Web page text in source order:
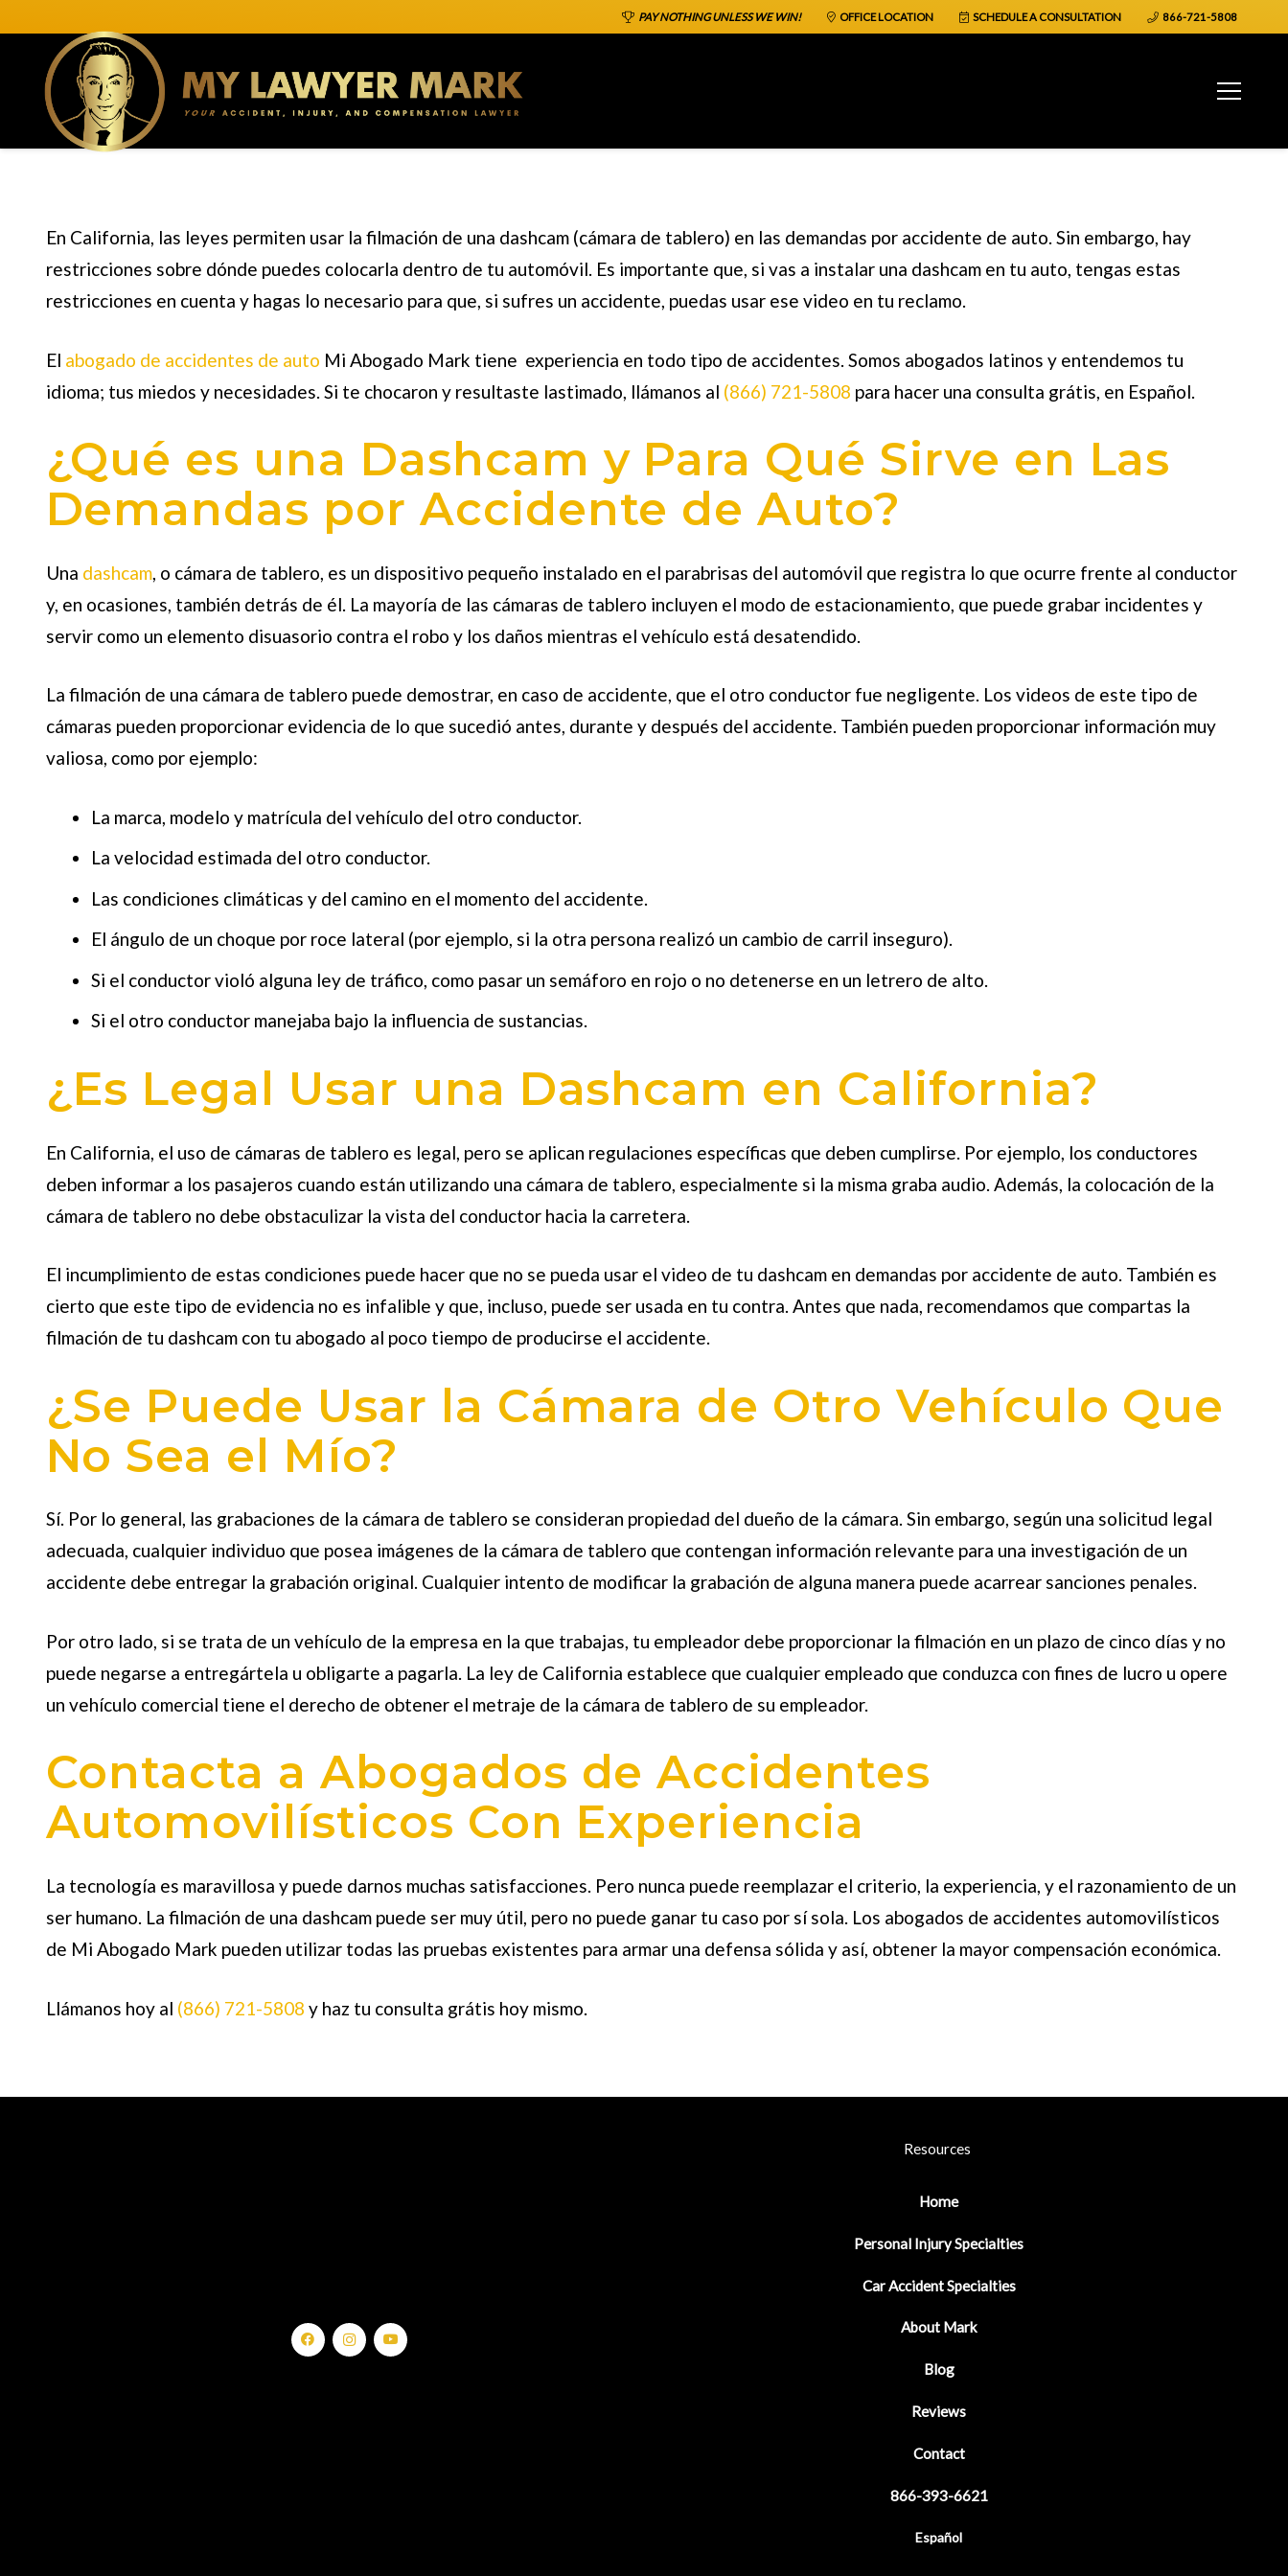
PAY NOTHING UNLESS WE WIN! OFFICE LOCATION SCHEDULE A CONSULTATION 866-721-5808
En California, las leyes permiten usar la filmación de una dashcam (cámara de tablero) en las demandas por accidente de auto. Sin embargo, hay
restricciones sobre dónde puedes colocarla dentro de tu automóvil. Es importante que, si vas a instalar una dashcam en tu auto, tengas estas
restricciones en cuenta y hagas lo necesario para que, si sufres un accidente, puedas usar ese video en tu reclamo.
El abogado de accidentes de auto Mi Abogado Mark tiene experiencia en todo tipo de accidentes. Somos abogados latinos y entendemos tu
idioma; tus miedos y necesidades. Si te chocaron y resultaste lastimado, llámanos al (866) 721-5808 para hacer una consulta grátis, en Español.
¿Qué es una Dashcam y Para Qué Sirve en Las
Demandas por Accidente de Auto?
Una dashcam, o cámara de tablero, es un dispositivo pequeño instalado en el parabrisas del automóvil que registra lo que ocurre frente al conductor
y, en ocasiones, también detrás de él. La mayoría de las cámaras de tablero incluyen el modo de estacionamiento, que puede grabar incidentes y
servir como un elemento disuasorio contra el robo y los daños mientras el vehículo está desatendido.
La filmación de una cámara de tablero puede demostrar, en caso de accidente, que el otro conductor fue negligente. Los videos de este tipo de
cámaras pueden proporcionar evidencia de lo que sucedió antes, durante y después del accidente. También pueden proporcionar información muy
valiosa, como por ejemplo:
La marca, modelo y matrícula del vehículo del otro conductor.
La velocidad estimada del otro conductor.
Las condiciones climáticas y del camino en el momento del accidente.
El ángulo de un choque por roce lateral (por ejemplo, si la otra persona realizó un cambio de carril inseguro).
Si el conductor violó alguna ley de tráfico, como pasar un semáforo en rojo o no detenerse en un letrero de alto.
Si el otro conductor manejaba bajo la influencia de sustancias.
¿Es Legal Usar una Dashcam en California?
En California, el uso de cámaras de tablero es legal, pero se aplican regulaciones específicas que deben cumplirse. Por ejemplo, los conductores
deben informar a los pasajeros cuando están utilizando una cámara de tablero, especialmente si la misma graba audio. Además, la colocación de la
cámara de tablero no debe obstaculizar la vista del conductor hacia la carretera.
El incumplimiento de estas condiciones puede hacer que no se pueda usar el video de tu dashcam en demandas por accidente de auto. También es
cierto que este tipo de evidencia no es infalible y que, incluso, puede ser usada en tu contra. Antes que nada, recomendamos que compartas la
filmación de tu dashcam con tu abogado al poco tiempo de producirse el accidente.
¿Se Puede Usar la Cámara de Otro Vehículo Que
No Sea el Mío?
Sí. Por lo general, las grabaciones de la cámara de tablero se consideran propiedad del dueño de la cámara. Sin embargo, según una solicitud legal
adecuada, cualquier individuo que posea imágenes de la cámara de tablero que contengan información relevante para una investigación de un
accidente debe entregar la grabación original. Cualquier intento de modificar la grabación de alguna manera puede acarrear sanciones penales.
Por otro lado, si se trata de un vehículo de la empresa en la que trabajas, tu empleador debe proporcionar la filmación en un plazo de cinco días y no
puede negarse a entregártela u obligarte a pagarla. La ley de California establece que cualquier empleado que conduzca con fines de lucro u opere
un vehículo comercial tiene el derecho de obtener el metraje de la cámara de tablero de su empleador.
Contacta a Abogados de Accidentes
Automovilísticos Con Experiencia
La tecnología es maravillosa y puede darnos muchas satisfacciones. Pero nunca puede reemplazar el criterio, la experiencia, y el razonamiento de un
ser humano. La filmación de una dashcam puede ser muy útil, pero no puede ganar tu caso por sí sola. Los abogados de accidentes automovilísticos
de Mi Abogado Mark pueden utilizar todas las pruebas existentes para armar una defensa sólida y así, obtener la mayor compensación económica.
Llámanos hoy al (866) 721-5808 y haz tu consulta grátis hoy mismo.
Resources
Home
Personal Injury Specialties
Car Accident Specialties
About Mark
Blog
Reviews
Contact
866-393-6621
Español